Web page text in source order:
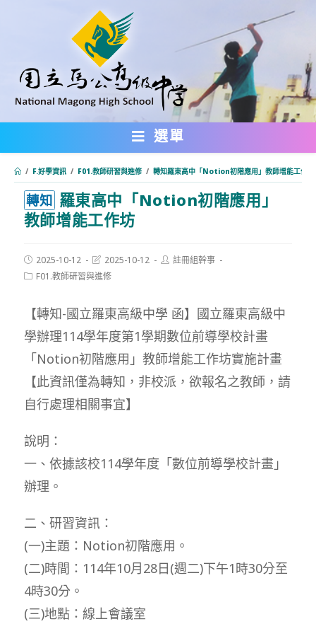
內
選單
/ F.好學資訊 / F01.教師研習與進修 / 轉知羅東高中「Notion初階應用」教師增能工作坊
轉知 羅東高中「Notion初階應用」
教師增能工作坊
Post
published:
2025-10-12
Post
last
modified:
2025-10-12
Post註冊組幹事
PostF01.教師研習與進修
【轉知-國立羅東高級中學 函】國立羅東高級中
學辦理114學年度第1學期數位前導學校計畫
「Notion初階應用」教師增能工作坊實施計畫
【此資訊僅為轉知，非校派，欲報名之教師，請
自行處理相關事宜】
說明：
一、依據該校114學年度「數位前導學校計畫」
辦理。
二、研習資訊：
(一)主題：Notion初階應用。
(二)時間：114年10月28日(週二)下午1時30分至
4時30分。
(三)地點：線上會議室